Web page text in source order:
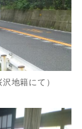
地籍にて）